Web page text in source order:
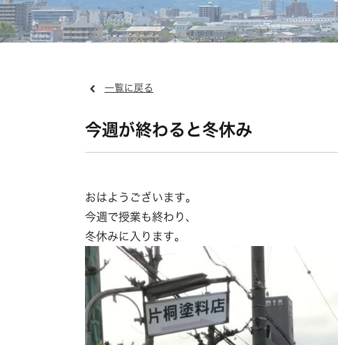
一覧に戻る
今週が終わると冬休み
おはようございます。
今週で授業も終わり、
冬休みに入ります。